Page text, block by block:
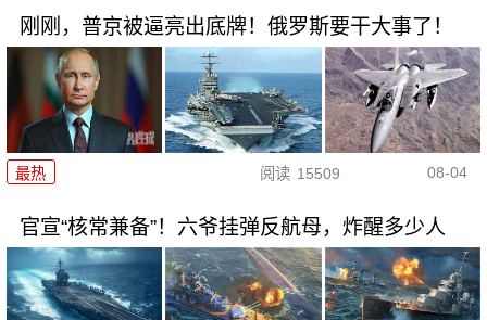
刚刚，普京被逼亮出底牌！俄罗斯要干大事了！
最热 阅读 15509 08-04
官宣“核常兼备”！六爷挂弹反航母，炸醒多少人